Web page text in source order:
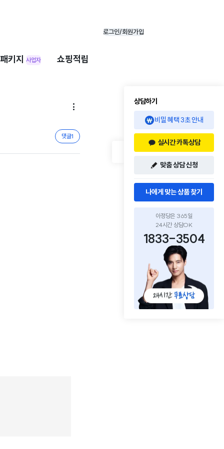
로그인/회원가입
키지 사업자 쇼핑적립

댓글1
상담하기
비밀 혜택 3초 안내
실시간 카톡상담
맞춤 상담 신청
나에게 맞는 상품 찾기
아정당은 365일
24시간 상담OK
1833-3504